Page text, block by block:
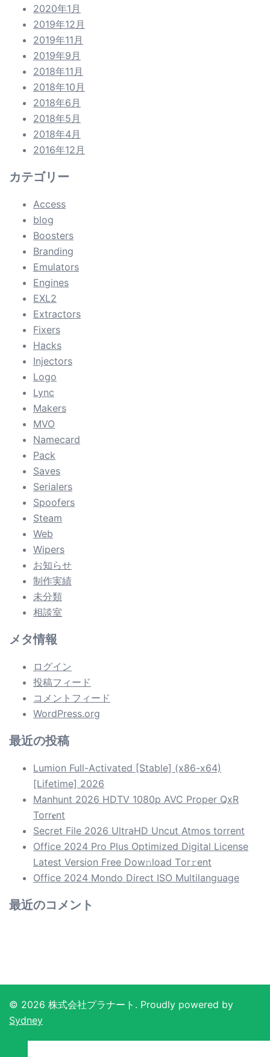
2020年1月
2019年12月
2019年11月
2019年9月
2018年11月
2018年10月
2018年6月
2018年5月
2018年4月
2016年12月
カテゴリー
Access
blog
Boosters
Branding
Emulators
Engines
EXL2
Extractors
Fixers
Hacks
Injectors
Logo
Lync
Makers
MVO
Namecard
Pack
Saves
Serialers
Spoofers
Steam
Web
Wipers
お知らせ
制作実績
未分類
相談室
メタ情報
ログイン
投稿フィード
コメントフィード
WordPress.org
最近の投稿
Lumion Full-Activated [Stable] (x86-x64)
[Lifetime] 2026
Manhunt 2026 HDTV 1080p AVC Proper QxR
Torr𝐞nt
Secret File 2026 UltraHD Uncut Atmos torrent
Office 2024 Pro Plus Optimized Digital License
Latest Version Frее Dow𝚗load Tоr𝚛ent
Office 2024 Mondo Direct ISO Multilanguage
最近のコメント
© 2026 株式会社プラナート. Proudly powered by
Sydney